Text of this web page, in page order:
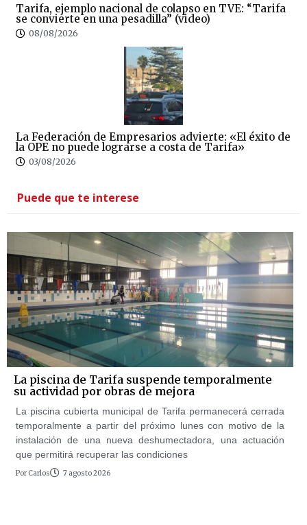
Tarifa, ejemplo nacional de colapso en TVE: “Tarifa
se convierte en una pesadilla” (video)
08/08/2026
La Federación de Empresarios advierte: «El éxito de
la OPE no puede lograrse a costa de Tarifa»
03/08/2026
Puede que te interese
La piscina de Tarifa suspende temporalmente
su actividad por obras de mejora
La piscina cubierta municipal de Tarifa permanecerá cerrada
temporalmente a partir del próximo lunes con motivo de la
instalación de una nueva deshumectadora, una actuación
que permitirá recuperar las condiciones
Por Carlos 7 agosto 2026